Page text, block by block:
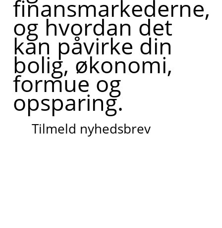
finansmarkederne,
og hvordan det
kan påvirke din
bolig, økonomi,
formue og
opsparing.
Tilmeld nyhedsbrev